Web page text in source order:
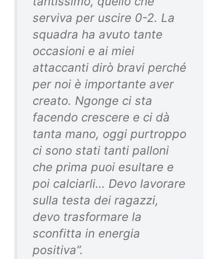
serviva per uscire 0-2. La
squadra ha avuto tante
occasioni e ai miei
attaccanti dirò bravi perché
per noi è importante aver
creato. Ngonge ci sta
facendo crescere e ci dà
tanta mano, oggi purtroppo
ci sono stati tanti palloni
che prima puoi esultare e
poi calciarli… Devo lavorare
sulla testa dei ragazzi,
devo trasformare la
sconfitta in energia
positiva”.